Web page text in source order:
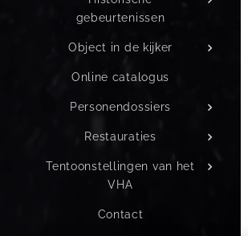
gebeurtenissen
Object in de kijker
Online catalogus
Personendossiers
Restauraties
Tentoonstellingen van het
VHA
Contact